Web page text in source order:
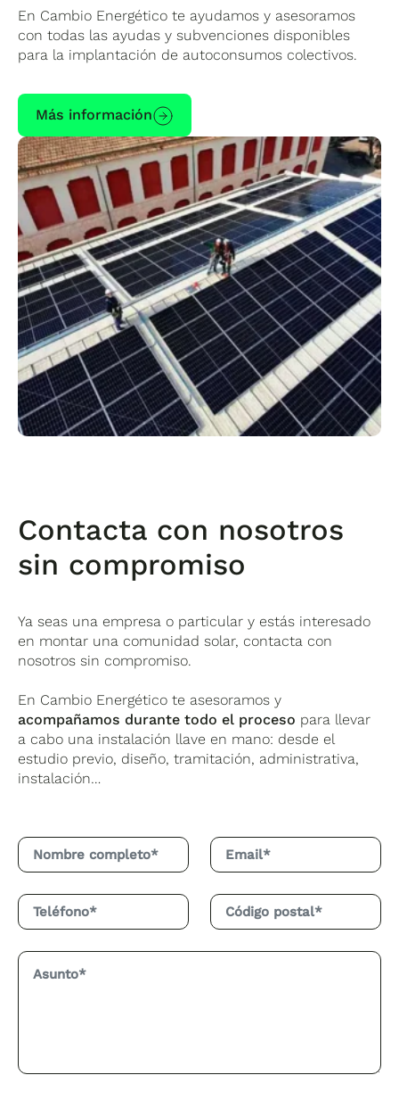
todos.
se adapta mejor a tu comunidad o negocio, en
Cambio Energético te ayudamos a calcularlo y
a formalizar el acuerdo de reparto con la
compromiso.
En Cambio Energético te ayudamos y asesoramos
con todas las ayudas y subvenciones disponibles
para la implantación de autoconsumos colectivos.
Más información
Contacta con nosotros
sin compromiso
Ya seas una empresa o particular y estás interesado
en montar una comunidad solar, contacta con
nosotros sin compromiso.
En Cambio Energético te asesoramos y
acompañamos durante todo el proceso para llevar
a cabo una instalación llave en mano: desde el
estudio previo, diseño, tramitación, administrativa,
instalación…